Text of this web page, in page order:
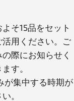
そ15品をセット
用ください。ご
際にお知らせく
す。
が集中する時期が
。